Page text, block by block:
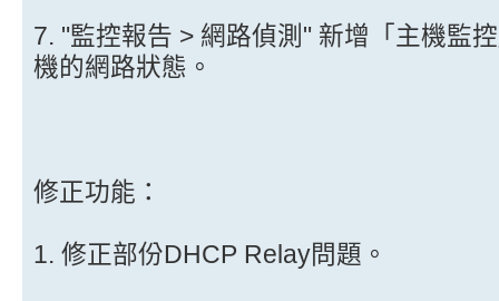
7. "監控報告 > 網路偵測" 新增「主機監
機的網路狀態。
修正功能：
1. 修正部份DHCP Relay問題。